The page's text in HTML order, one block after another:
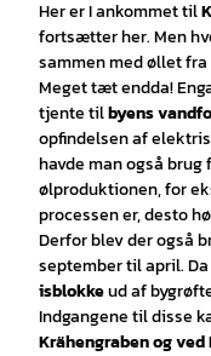
Her er I ankommet til
fortsætter her. Men
sammen med øllet
Meget tæt endda!
tjente tilbyens
opfindelsen af
havde man også
ølproduktionen, for
processen er, desto
Derfor blev der også
september til april.
isblokkeud af
Indgangene til disse
Krähengraben og